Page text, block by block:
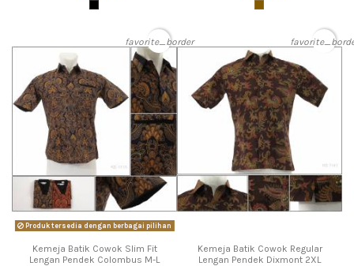
Produk tersedia dengan berbagai pilihan
favorite_border
Kemeja Batik Cowok Slim Fit
Lengan Pendek Colombus M-L
Kemeja Batik Cowok Regular
Lengan Pendek Dixmont 2XL